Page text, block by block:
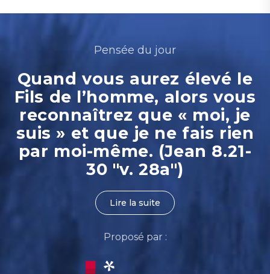
Pensée du jour
Quand vous aurez élevé le
Fils de l’homme, alors vous
reconnaîtrez que « moi, je
suis » et que je ne fais rien
par moi-même. (Jean 8.21-
30 "v. 28a")
Lire la suite
Proposé par :